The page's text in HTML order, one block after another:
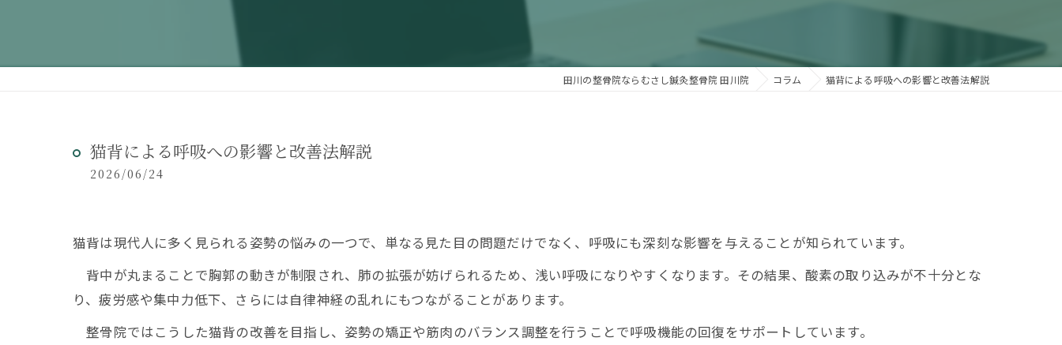
田川の整骨院ならむさし鍼灸整骨院 田川院 コラム 猫背による呼吸への影響と改善法解説
猫背による呼吸への影響と改善法解説
2026/06/24
猫背は現代人に多く見られる姿勢の悩みの一つで、単なる見た目の問題だけでなく、呼吸にも深刻な影響を与えることが知られています。
背中が丸まることで胸郭の動きが制限され、肺の拡張が妨げられるため、浅い呼吸になりやすくなります。その結果、酸素の取り込みが不十分とな
り、疲労感や集中力低下、さらには自律神経の乱れにもつながることがあります。
整骨院ではこうした猫背の改善を目指し、姿勢の矯正や筋肉のバランス調整を行うことで呼吸機能の回復をサポートしています。